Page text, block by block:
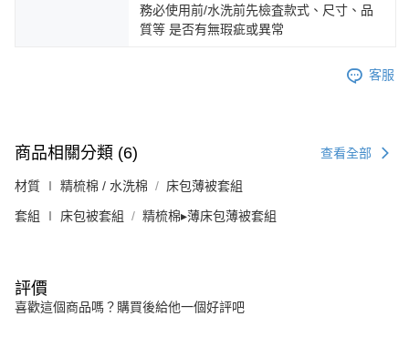
務必使用前/水洗前先檢査款式、尺寸、品
質等 是否有無瑕疵或異常
客服
商品相關分類 (6) 查看全部
材質 ∣ 精梳棉 / 水洗棉 床包薄被套組
套組 ∣ 床包被套組 精梳棉▸薄床包薄被套組
評價
喜歡這個商品嗎？購買後給他一個好評吧